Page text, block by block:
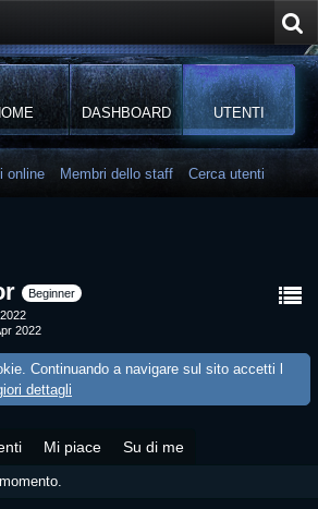
DASHBOARD UTENTI
online Membri dello staff Cerca utenti
Beginner
2022
Continuando a navigare sul sito accetti l
dettagli
Mi piace Su di me